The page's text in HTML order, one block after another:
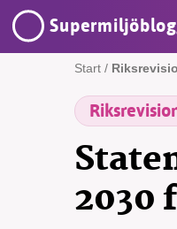
Start /
2030